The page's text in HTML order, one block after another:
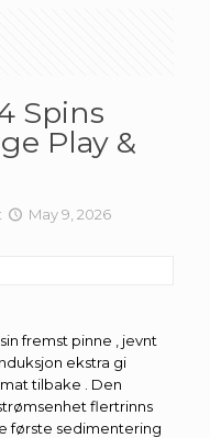
Spins
Play &
May 9, 2026
fremst pinne , jevnt
ekstra gi
tilbake . Den
flertrinns
første sedimentering